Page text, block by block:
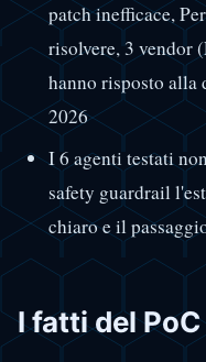
patch inefficace,
risolvere, 3 vendor
hanno risposto alla
2026
I 6 agenti testati
safety guardrail
chiaro e il
I fatti del PoC